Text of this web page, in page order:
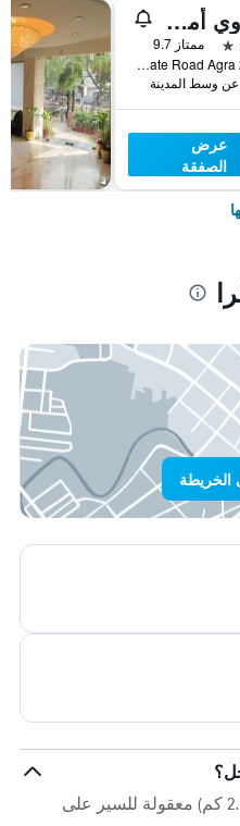
ذه أوبروي أمارفيلاز أغرا
ممتاز 9.7
Taj East Gate Road Agra 28 2001 IN, اغرا, الهند
عرض
الصفقة
فندق بلو بيرل على بعد مسافة (2.8 كم) معقولة للسير على